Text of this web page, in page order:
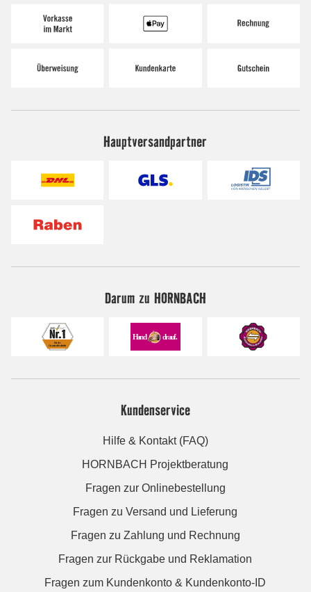
Hauptversandpartner
Darum zu HORNBACH
Kundenservice
Hilfe & Kontakt (FAQ)
HORNBACH Projektberatung
Fragen zur Onlinebestellung
Fragen zu Versand und Lieferung
Fragen zu Zahlung und Rechnung
Fragen zur Rückgabe und Reklamation
Fragen zum Kundenkonto & Kundenkonto-ID